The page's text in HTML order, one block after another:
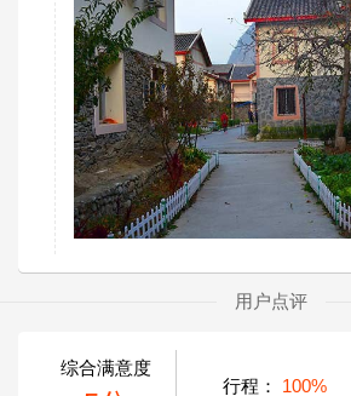
用户点评
综合满意度
行程： 100%